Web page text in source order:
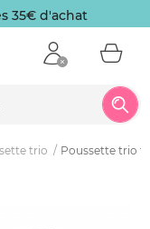
35€ d'achat
trio Poussette trio